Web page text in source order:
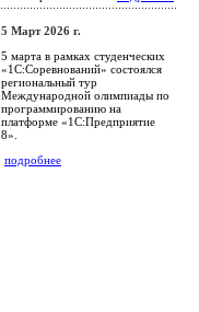
5 Март 2026 г.
5 марта в рамках студенческих
«1С:Соревнований» состоялся
региональный тур
Международной олимпиады по
программированию на
платформе «1С:Предприятие
8».
подробнее